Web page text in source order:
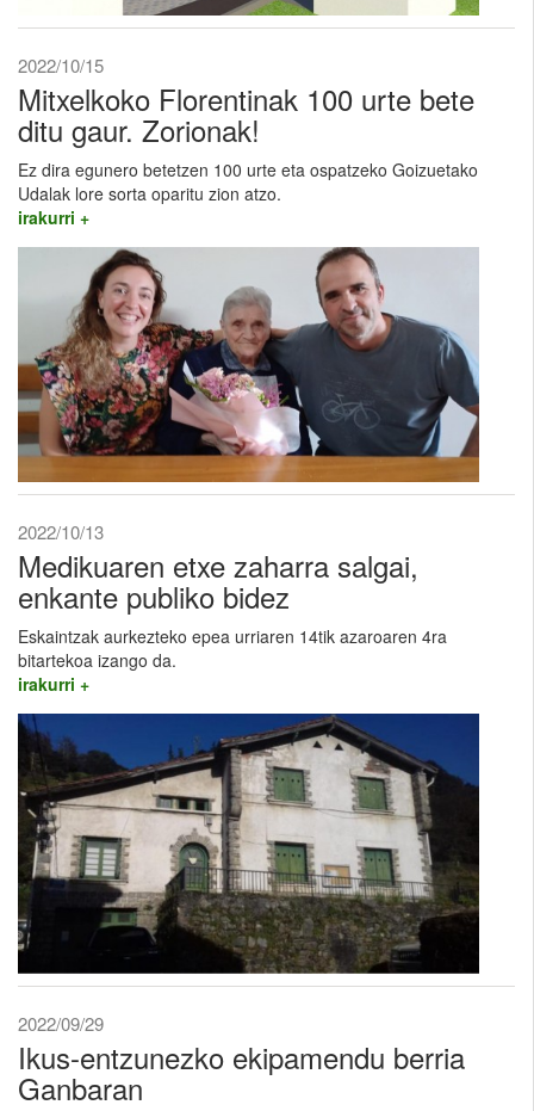
2022/10/15
Mitxelkoko Florentinak 100 urte bete
ditu gaur. Zorionak!
Ez dira egunero betetzen 100 urte eta ospatzeko Goizuetako
Udalak lore sorta oparitu zion atzo.
irakurri +
2022/10/13
Medikuaren etxe zaharra salgai,
enkante publiko bidez
Eskaintzak aurkezteko epea urriaren 14tik azaroaren 4ra
bitartekoa izango da.
irakurri +
2022/09/29
Ikus-entzunezko ekipamendu berria
Ganbaran